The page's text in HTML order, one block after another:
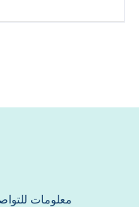
معلومات